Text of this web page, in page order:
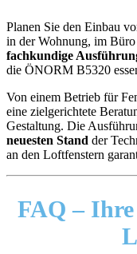
Planen Sie den Einbau
in der Wohnung, im
fachkundige
die ÖNORM B5320
Von einem Betrieb für
eine zielgerichtete
Gestaltung. Die
neuesten Stand der
an den Loftfenstern
FAQ –Ihre